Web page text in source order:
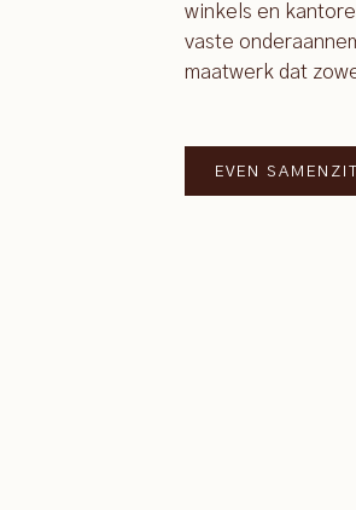
winkels en
vaste
maatwerk dat
EVEN